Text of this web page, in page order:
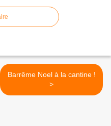
Barrême Noel à la cantine !
>